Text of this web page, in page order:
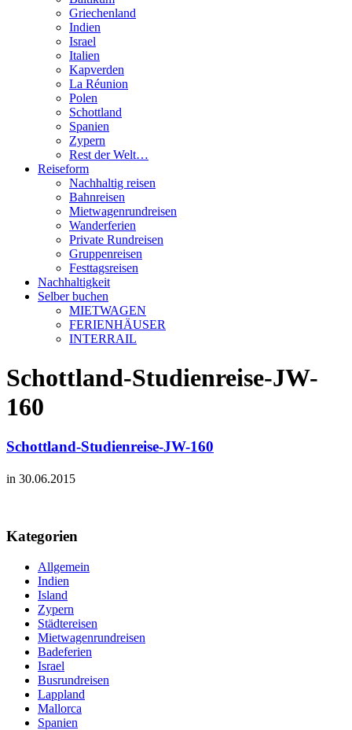
Griechenland
Indien
Israel
Italien
Kapverden
La Réunion
Polen
Schottland
Spanien
Zypern
Rest der Welt…
Reiseform
Nachhaltig reisen
Bahnreisen
Mietwagenrundreisen
Wanderferien
Private Rundreisen
Gruppenreisen
Festtagsreisen
Nachhaltigkeit
Selber buchen
MIETWAGEN
FERIENHÄUSER
INTERRAIL
Schottland-Studienreise-JW-
160
Schottland-Studienreise-JW-160
in 30.06.2015
Kategorien
Allgemein
Indien
Island
Zypern
Städtereisen
Mietwagenrundreisen
Badeferien
Israel
Busrundreisen
Lappland
Mallorca
Spanien